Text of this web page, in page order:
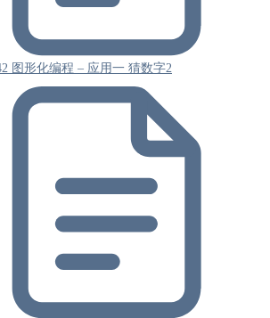
图形化编程 – 应用一 猜数字2